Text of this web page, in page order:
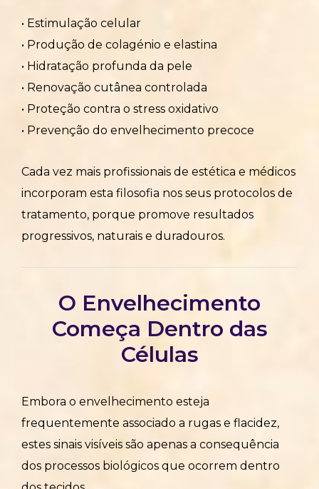
• Estimulação celular
• Produção de colagénio e elastina
• Hidratação profunda da pele
• Renovação cutânea controlada
• Proteção contra o stress oxidativo
• Prevenção do envelhecimento precoce
Cada vez mais profissionais de estética e médicos
incorporam esta filosofia nos seus protocolos de
tratamento, porque promove resultados
progressivos, naturais e duradouros.
O Envelhecimento
Começa Dentro das
Células
Embora o envelhecimento esteja
frequentemente associado a rugas e flacidez,
estes sinais visíveis são apenas a consequência
dos processos biológicos que ocorrem dentro